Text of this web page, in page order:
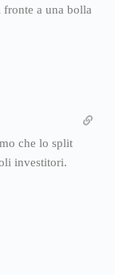
a una bolla
che lo split
investitori.